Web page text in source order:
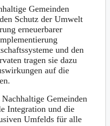
Gemeinden
Schutz der Umwelt
erneuerbarer
und den
tragen sie dazu
auf die
Nachhaltige Gemeinden
Integration und die
Umfelds für alle